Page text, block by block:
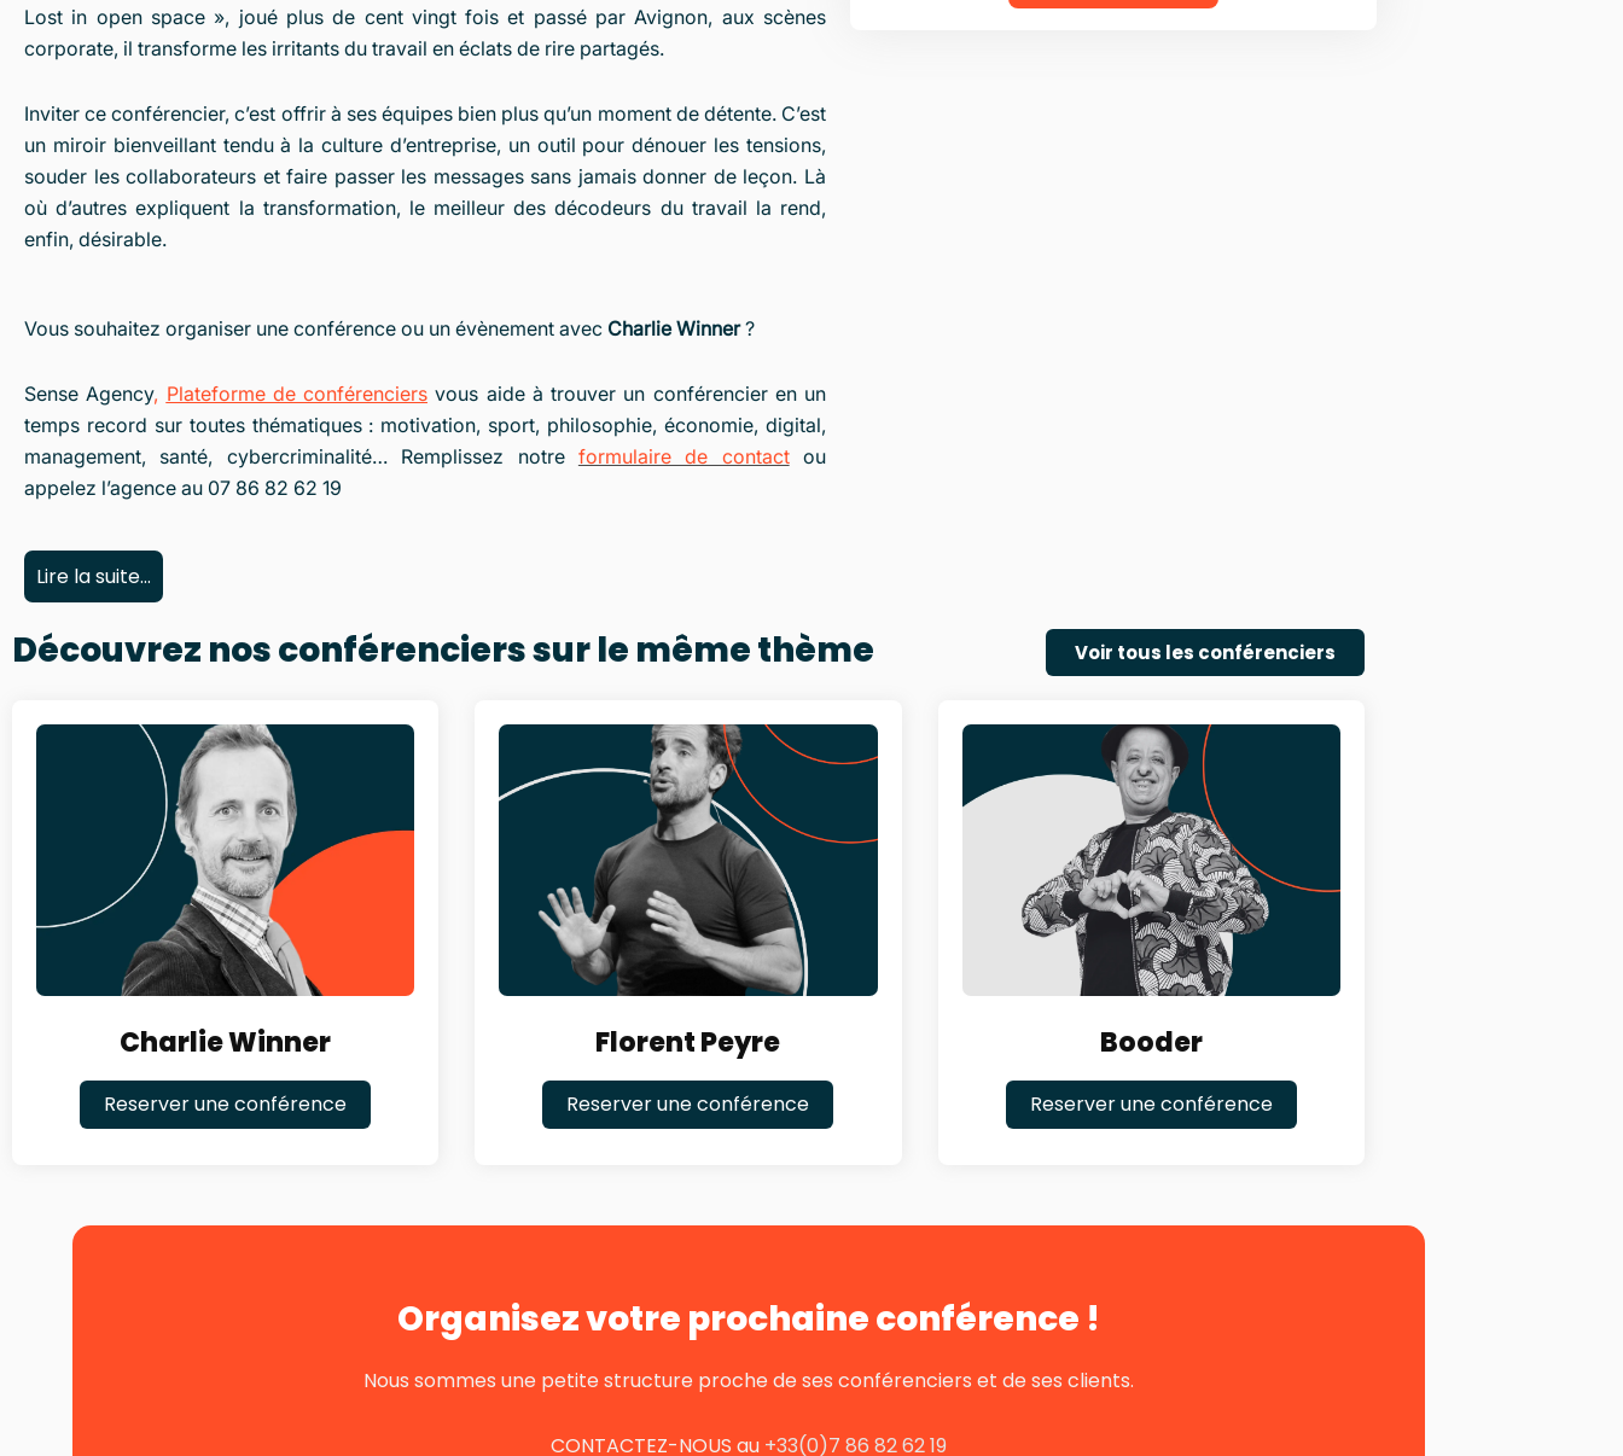
Lost in open space », joué plus de cent vingt fois et passé par Avignon, aux scènes
corporate, il transforme les irritants du travail en éclats de rire partagés.
Inviter ce conférencier, c’est offrir à ses équipes bien plus qu’un moment de détente. C’est
un miroir bienveillant tendu à la culture d’entreprise, un outil pour dénouer les tensions,
souder les collaborateurs et faire passer les messages sans jamais donner de leçon. Là
où d’autres expliquent la transformation, le meilleur des décodeurs du travail la rend,
enfin, désirable.
Vous souhaitez organiser une conférence ou un évènement avec Charlie Winner ?
Sense Agency, Plateforme de conférenciers vous aide à trouver un conférencier en un
temps record sur toutes thématiques : motivation, sport, philosophie, économie, digital,
management, santé, cybercriminalité… Remplissez notre formulaire de contactou
appelez l’agence au 07 86 82 62 19
Lire la suite...
Découvrez nos conférenciers sur le même thème Voir tous les conférenciers
Charlie Winner
Reserver une conférence
Florent Peyre
Reserver une conférence
Booder
Reserver une conférence
Organisez votre prochaine conférence !
Nous sommes une petite structure proche de ses conférenciers et de ses clients.
CONTACTEZ-NOUS au +33(0)7 86 82 62 19